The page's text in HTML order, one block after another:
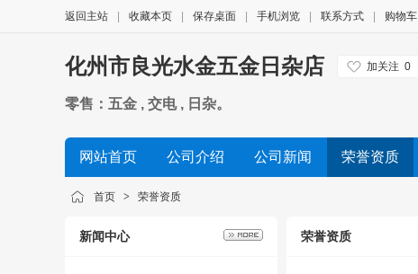
返回主站 收藏本页 保存桌面 手机浏览 联系方式 购物车
化州市良光水金五金日杂店 加关注 0
零售：五金 , 交电 , 日杂。
网站首页 公司介绍 公司新闻 荣誉资质
首页 > 荣誉资质
新闻中心 荣誉资质